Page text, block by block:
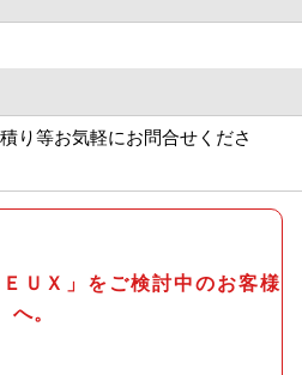
り等お気軽にお問合せくださ
ＵＸ」をご検討中のお客様
へ。